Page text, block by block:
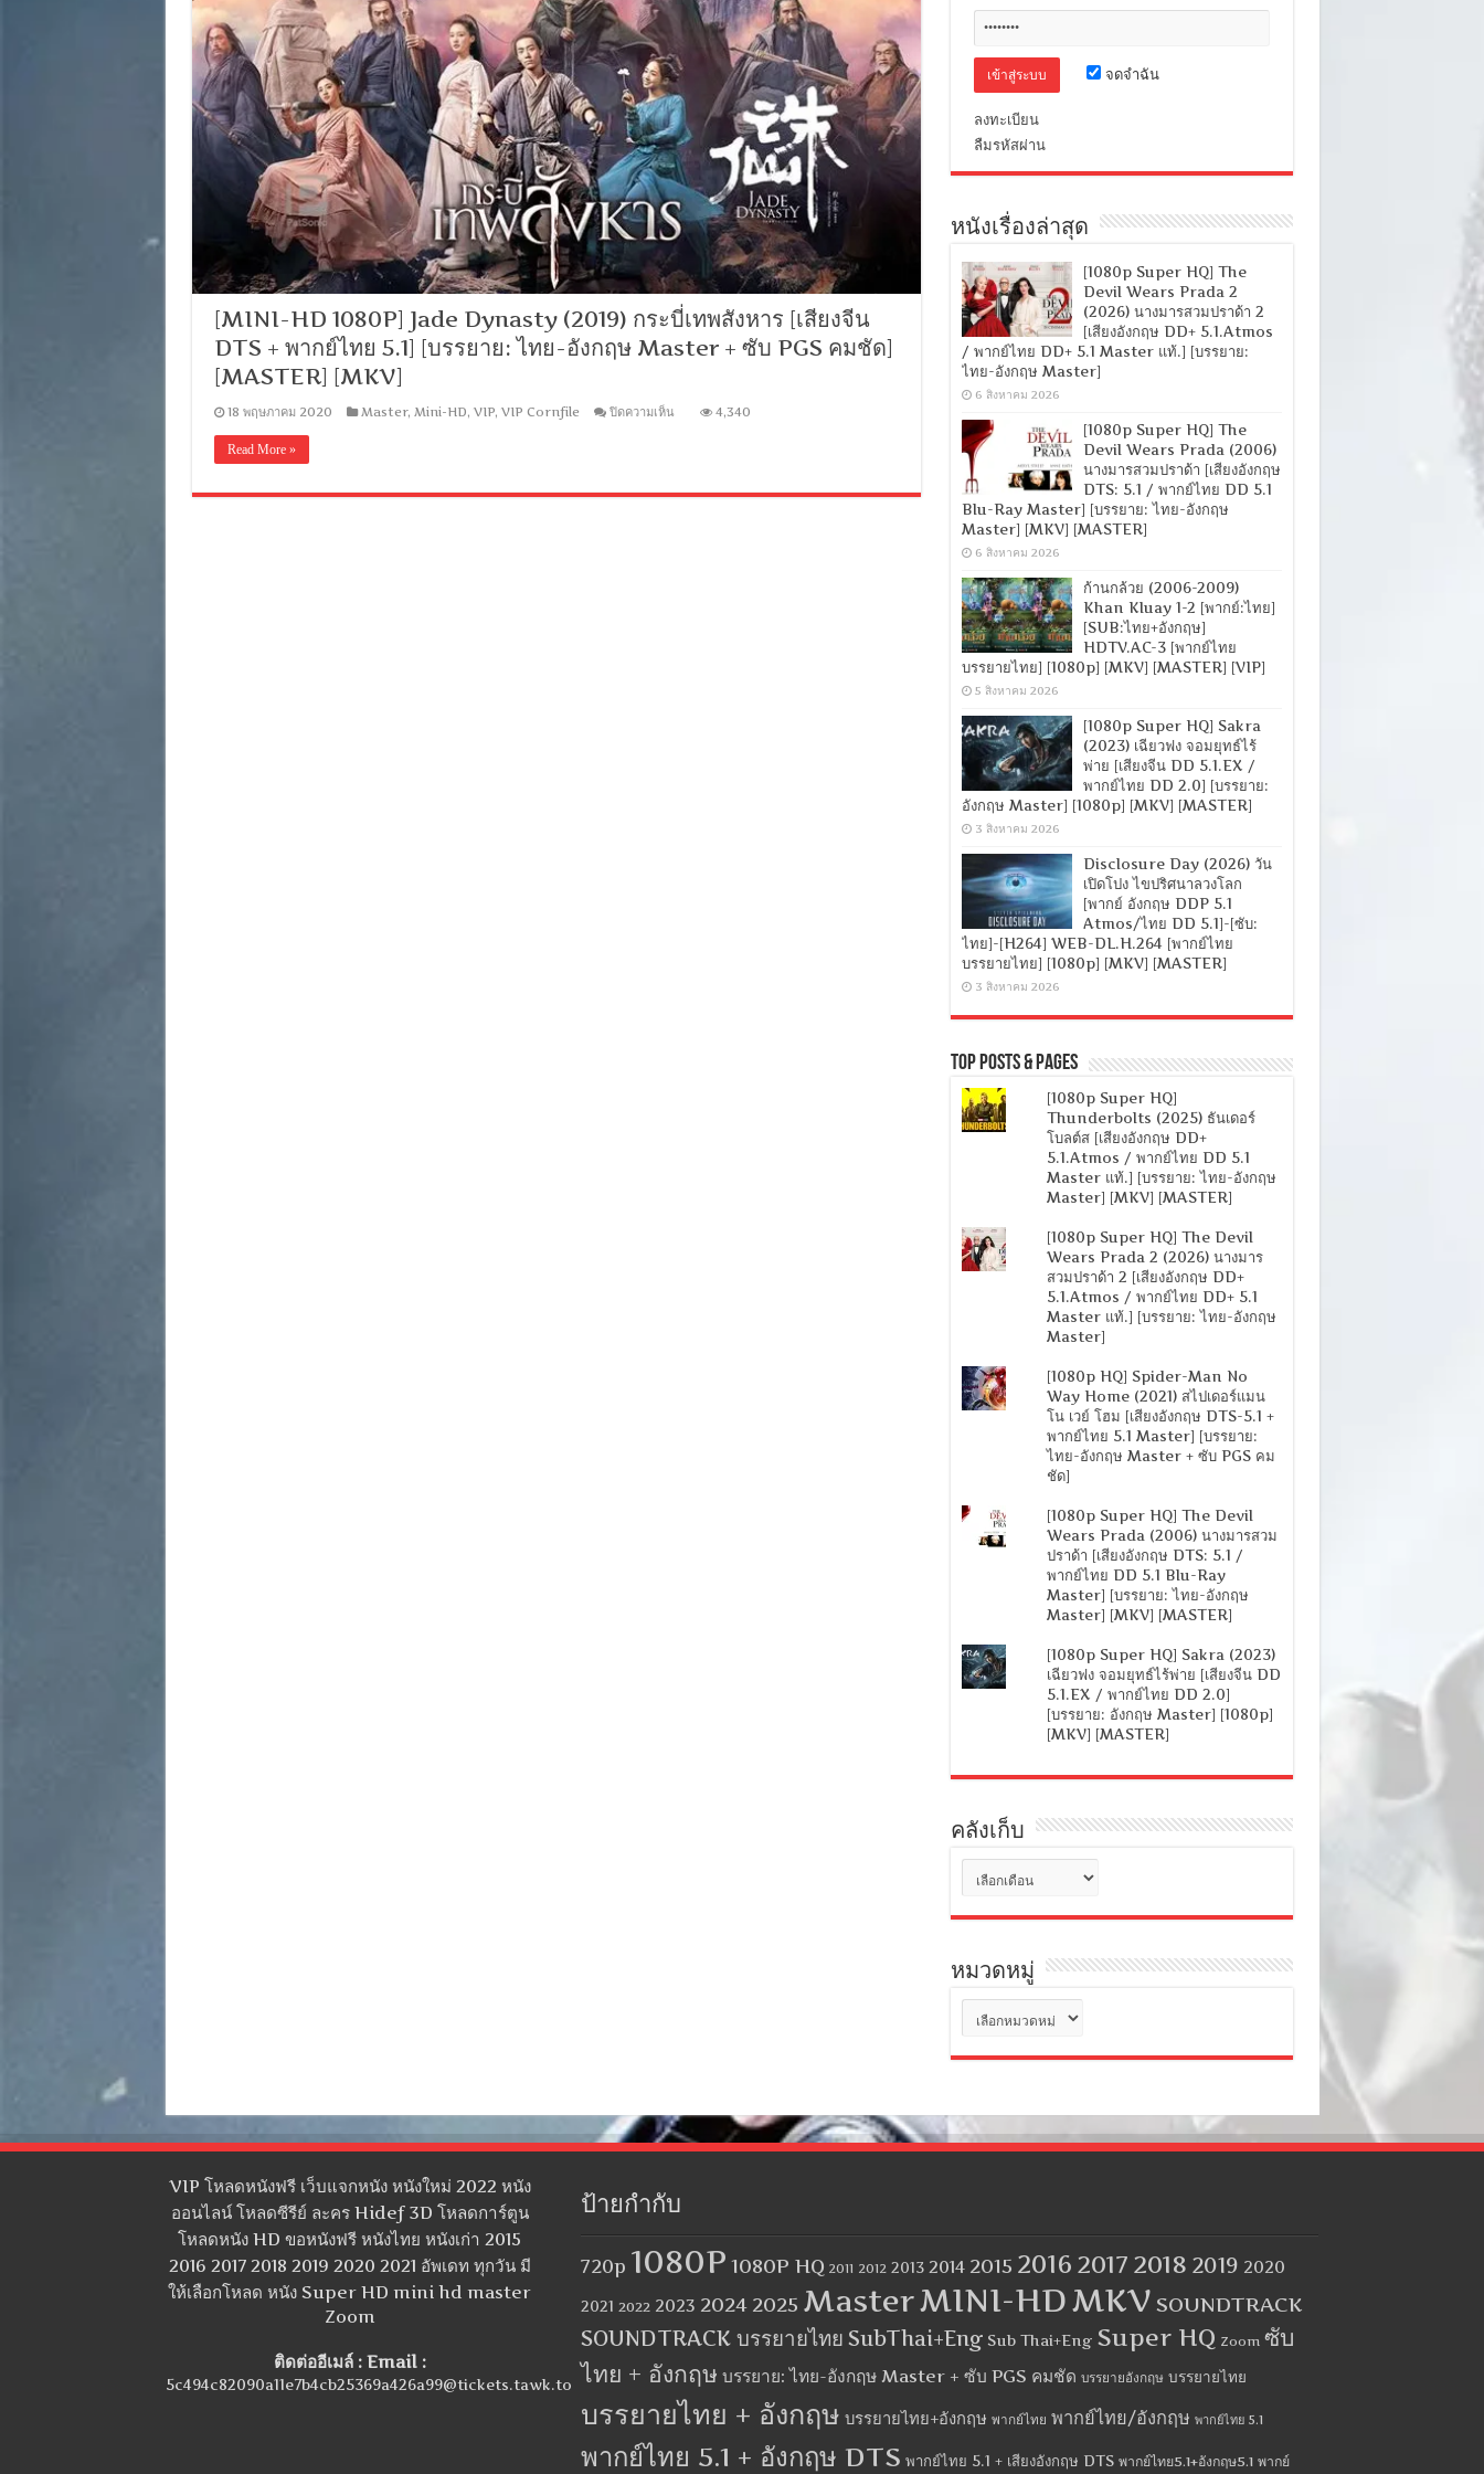
[MINI-HD 1080P] Jade Dynasty (2019) กระบี่เทพสังหาร [เสียงจีน
DTS + พากย์ไทย 5.1] [บรรยาย: ไทย-อังกฤษ Master + ซับ PGS คมชัด]
[MASTER] [MKV]
18 พฤษภาคม 2020 Master, Mini-HD, VIP, VIP Cornfile ปิดความเห็นบน
Dynasty
4,340
Read More »
จดจำฉัน
ลงทะเบียน
ลืมรหัสผ่าน
หนังเรื่องล่าสุด
[1080p Super HQ] The
Devil Wears Prada 2
(2026) นางมารสวมปราด้า 2
[เสียงอังกฤษ DD+ 5.1.Atmos
/ พากย์ไทย DD+ 5.1 Master แท้.] [บรรยาย:
ไทย-อังกฤษ Master]
6 สิงหาคม 2026
[1080p Super HQ] The
Devil Wears Prada (2006)
นางมารสวมปราด้า [เสียงอังกฤษ
DTS: 5.1 / พากย์ไทย DD 5.1
Blu-Ray Master] [บรรยาย: ไทย-อังกฤษ
Master] [MKV] [MASTER]
6 สิงหาคม 2026
ก้านกล้วย (2006-2009)
Khan Kluay 1-2 [พากย์:ไทย]
[SUB:ไทย+อังกฤษ]
HDTV.AC-3 [พากย์ไทย
บรรยายไทย] [1080p] [MKV] [MASTER] [VIP]
5 สิงหาคม 2026
[1080p Super HQ] Sakra
(2023) เฉียวฟง จอมยุทธ์ไร้
พ่าย [เสียงจีน DD 5.1.EX /
พากย์ไทย DD 2.0] [บรรยาย:
อังกฤษ Master] [1080p] [MKV] [MASTER]
3 สิงหาคม 2026
Disclosure Day (2026) วัน
เปิดโปง ไขปริศนาลวงโลก
[พากย์ อังกฤษ DDP 5.1
Atmos/ไทย DD 5.1]-[ซับ:
ไทย]-[H264] WEB-DL.H.264 [พากย์ไทย
บรรยายไทย] [1080p] [MKV] [MASTER]
3 สิงหาคม 2026
Top Posts & Pages
[1080p Super HQ]
Thunderbolts (2025) ธันเดอร์
โบลต์ส [เสียงอังกฤษ DD+
5.1.Atmos / พากย์ไทย DD 5.1
Master แท้.] [บรรยาย: ไทย-อังกฤษ
Master] [MKV] [MASTER]
[1080p Super HQ] The Devil
Wears Prada 2 (2026) นางมาร
สวมปราด้า 2 [เสียงอังกฤษ DD+
5.1.Atmos / พากย์ไทย DD+ 5.1
Master แท้.] [บรรยาย: ไทย-อังกฤษ
Master]
[1080p HQ] Spider-Man No
Way Home (2021) สไปเดอร์แมน
โน เวย์ โฮม [เสียงอังกฤษ DTS-5.1 +
พากย์ไทย 5.1 Master] [บรรยาย:
ไทย-อังกฤษ Master + ซับ PGS คม
ชัด]
[1080p Super HQ] The Devil
Wears Prada (2006) นางมารสวม
ปราด้า [เสียงอังกฤษ DTS: 5.1 /
พากย์ไทย DD 5.1 Blu-Ray
Master] [บรรยาย: ไทย-อังกฤษ
Master] [MKV] [MASTER]
[1080p Super HQ] Sakra (2023)
เฉียวฟง จอมยุทธ์ไร้พ่าย [เสียงจีน DD
5.1.EX / พากย์ไทย DD 2.0]
[บรรยาย: อังกฤษ Master] [1080p]
[MKV] [MASTER]
คลังเก็บ
เก็บ
หมวดหมู่
หมู่
VIP โหลดหนังฟรี เว็บแจกหนัง หนังใหม่ 2022 หนัง
ออนไลน์ โหลดซีรีย์ ละคร Hidef 3D โหลดการ์ตูน
โหลดหนัง HD ขอหนังฟรี หนังไทย หนังเก่า 2015
2016 2017 2018 2019 2020 2021 อัพเดท ทุกวัน มี
ให้เลือกโหลด หนัง Super HD mini hd master
Zoom
ติดต่ออีเมล์ : Email :
5c494c82090a11e7b4cb25369a426a99@tickets.tawk.to
ป้ายกำกับ
720p 1080P 1080P HQ 2011 2012 2013 2014 2015 2016 2017 2018 2019 2020
2021 2022 2023 2024 2025 MasterMINI-HDMKV SOUNDTRACK
SOUNDTRACK บรรยายไทย SubThai+Eng Sub Thai+Eng Super HQ Zoom ซับ
ไทย + อังกฤษ บรรยาย: ไทย-อังกฤษ Master + ซับ PGS คมชัด บรรยายอังกฤษ บรรยายไทย
บรรยายไทย + อังกฤษ บรรยายไทย+อังกฤษ พากย์ไทย พากย์ไทย/อังกฤษ พากย์ไทย 5.1
พากย์ไทย 5.1 + อังกฤษ DTS พากย์ไทย 5.1 + เสียงอังกฤษ DTS พากย์ไทย5.1+อังกฤษ5.1 พากย์